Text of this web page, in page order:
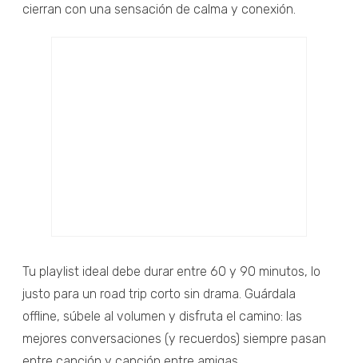
cierran con una sensación de calma y conexión.
Tu playlist ideal debe durar entre 60 y 90 minutos, lo
justo para un road trip corto sin drama. Guárdala
offline, súbele al volumen y disfruta el camino: las
mejores conversaciones (y recuerdos) siempre pasan